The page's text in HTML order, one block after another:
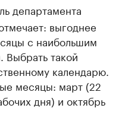
департамента
выгоднее
с наибольшим
Выбрать такой
календарю.
месяцы: март (22
дня) и октябрь